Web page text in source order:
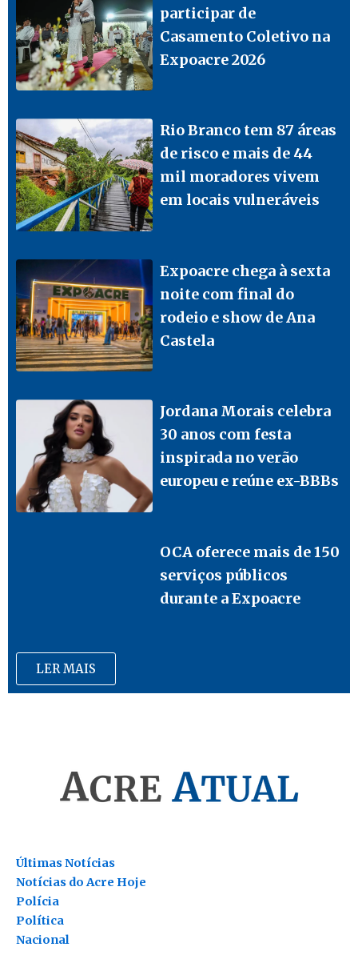
participar de
Casamento Coletivo na
Expoacre 2026
Rio Branco tem 87 áreas
de risco e mais de 44
mil moradores vivem
em locais vulneráveis
Expoacre chega à sexta
noite com final do
rodeio e show de Ana
Castela
Jordana Morais celebra
30 anos com festa
inspirada no verão
europeu e reúne ex-BBBs
OCA oferece mais de 150
serviços públicos
durante a Expoacre
LER MAIS
Últimas Notícias
Notícias do Acre Hoje
Polícia
Política
Nacional